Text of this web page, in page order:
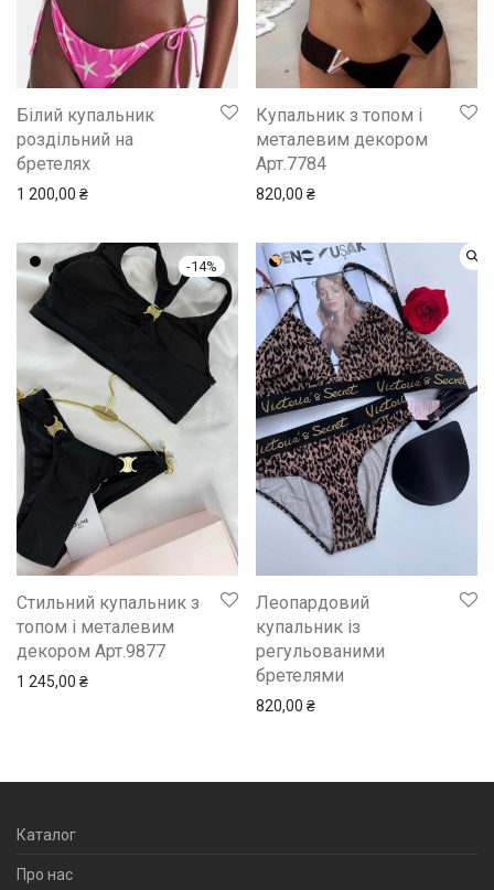
Білий купальник
роздільний на
бретелях
1 200,00 ₴
Купальник з топом і
металевим декором
Арт.7784
820,00 ₴
-14%
Стильний купальник з
топом і металевим
декором Арт.9877
1 245,00 ₴
Леопардовий
купальник із
регульованими
бретелями
820,00 ₴
Каталог
Про нас